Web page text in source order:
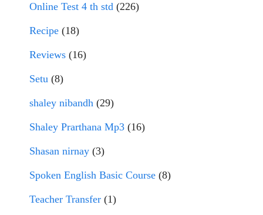
Online Test 4 th std (226)
Recipe (18)
Reviews (16)
Setu (8)
shaley nibandh (29)
Shaley Prarthana Mp3 (16)
Shasan nirnay (3)
Spoken English Basic Course (8)
Teacher Transfer (1)